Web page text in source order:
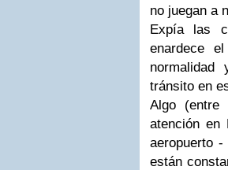
no juegan a
Expía las
enardece
tránsito en
Algo (entre
atención en
aeropuerto
están